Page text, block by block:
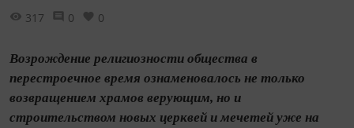
317 0 0
Возрождение религиозности общества в
перестроечное время ознаменовалось не только
возвращением храмов верующим, но и
строительством новых церквей и мечетей уже на